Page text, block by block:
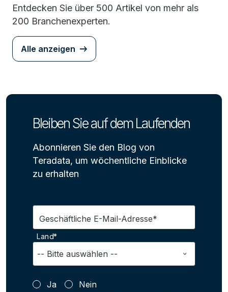
Entdecken Sie über 500 Artikel von mehr als
200 Branchenexperten.
Alle anzeigen
Bleiben Sie auf dem Laufenden
Abonnieren Sie den Blog von
Teradata, um wöchentliche Einblicke
zu erhalten
Geschäftliche E-Mail-Adresse*
Land*
Ja Nein